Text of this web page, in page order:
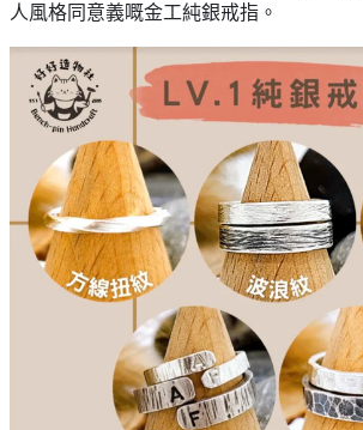
人風格同意義嘅金工純銀戒指。